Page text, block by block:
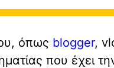
όπως blogger,
που έχει